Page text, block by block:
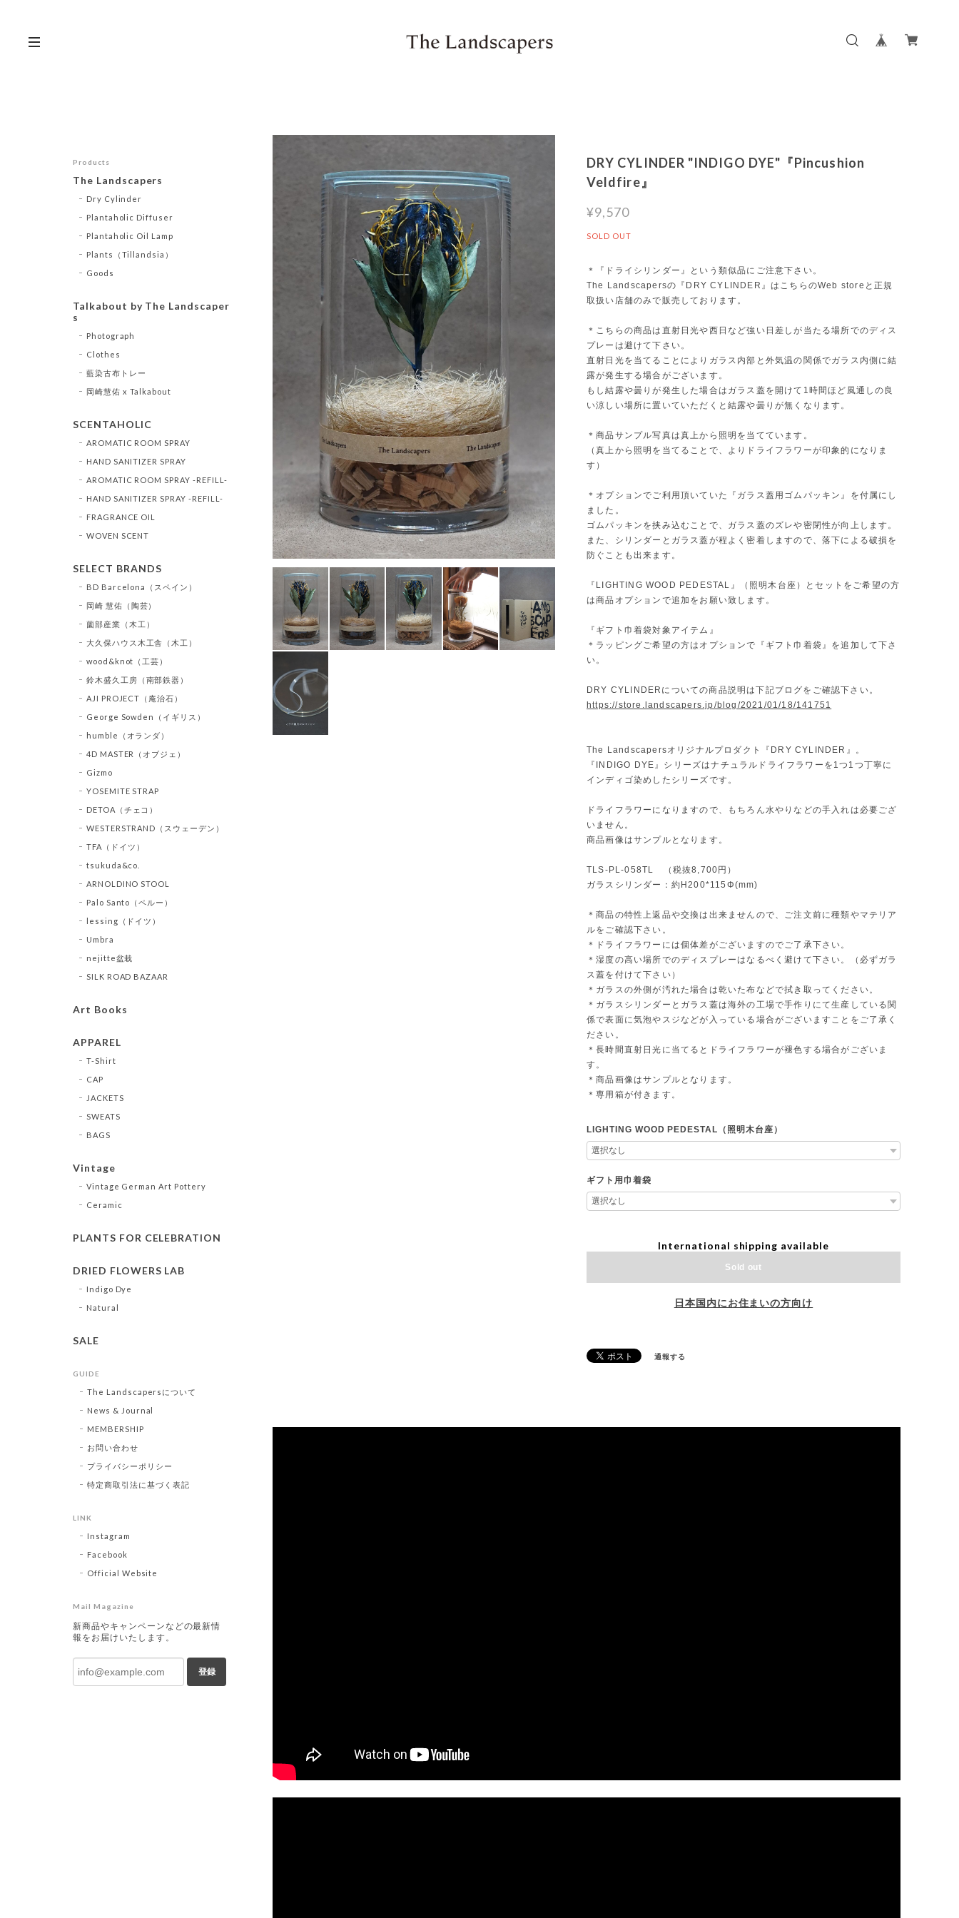
DRY CYLINDER "INDIGO DYE"『Pincushion
Veldfire』
¥9,570
SOLD OUT
＊『ドライシリンダー』という類似品にご注意下さい。
The Landscapersの『DRY CYLINDER』はこちらのWeb storeと正規
取扱い店舗のみで販売しております。
＊こちらの商品は直射日光や西日など強い日差しが当たる場所でのディス
プレーは避けて下さい。
直射日光を当てることによりガラス内部と外気温の関係でガラス内側に結
露が発生する場合がございます。
もし結露や曇りが発生した場合はガラス蓋を開けて1時間ほど風通しの良
い涼しい場所に置いていただくと結露や曇りが無くなります。
＊商品サンプル写真は真上から照明を当てています。
（真上から照明を当てることで、よりドライフラワーが印象的になりま
す）
＊オプションでご利用頂いていた『ガラス蓋用ゴムパッキン』を付属にし
ました。
ゴムパッキンを挟み込むことで、ガラス蓋のズレや密閉性が向上します。
また、シリンダーとガラス蓋が程よく密着しますので、落下による破損を
防ぐことも出来ます。
『LIGHTING WOOD PEDESTAL』（照明木台座）とセットをご希望の方
は商品オプションで追加をお願い致します。
『ギフト巾着袋対象アイテム』
＊ラッピングご希望の方はオプションで『ギフト巾着袋』を追加して下さ
い。
DRY CYLINDERについての商品説明は下記ブログをご確認下さい。
https://store.landscapers.jp/blog/2021/01/18/141751
The Landscapersオリジナルプロダクト『DRY CYLINDER』。
『INDIGO DYE』シリーズはナチュラルドライフラワーを1つ1つ丁寧に
インディゴ染めしたシリーズです。
ドライフラワーになりますので、もちろん水やりなどの手入れは必要ござ
いません。
商品画像はサンプルとなります。
TLS-PL-058TL （税抜8,700円）
ガラスシリンダー：約H200*115Φ(mm)
＊商品の特性上返品や交換は出来ませんので、ご注文前に種類やマテリア
ルをご確認下さい。
＊ドライフラワーには個体差がございますのでご了承下さい。
＊湿度の高い場所でのディスプレーはなるべく避けて下さい。（必ずガラ
ス蓋を付けて下さい）
＊ガラスの外側が汚れた場合は乾いた布などで拭き取ってください。
＊ガラスシリンダーとガラス蓋は海外の工場で手作りにて生産している関
係で表面に気泡やスジなどが入っている場合がございますことをご了承く
ださい。
＊長時間直射日光に当てるとドライフラワーが褪色する場合がございま
す。
＊商品画像はサンプルとなります。
＊専用箱が付きます。
LIGHTING WOOD PEDESTAL（照明木台座）
ギフト用巾着袋
International shipping available
Sold out
日本国内にお住まいの方向け
通報する
Products
The Landscapers
Dry Cylinder
Plantaholic Diffuser
Plantaholic Oil Lamp
Plants（Tillandsia）
Goods
Talkabout by The Landscaper
s
Photograph
Clothes
藍染古布トレー
岡崎慧佑 x Talkabout
SCENTAHOLIC
AROMATIC ROOM SPRAY
HAND SANITIZER SPRAY
AROMATIC ROOM SPRAY -REFILL-
HAND SANITIZER SPRAY -REFILL-
FRAGRANCE OIL
WOVEN SCENT
SELECT BRANDS
BD Barcelona（スペイン）
岡崎 慧佑（陶芸）
薗部産業（木工）
大久保ハウス木工舎（木工）
wood&knot（工芸）
鈴木盛久工房（南部鉄器）
AJI PROJECT（庵治石）
George Sowden（イギリス）
humble（オランダ）
4D MASTER（オブジェ）
Gizmo
YOSEMITE STRAP
DETOA（チェコ）
WESTERSTRAND（スウェーデン）
TFA（ドイツ）
tsukuda&co.
ARNOLDINO STOOL
Palo Santo（ペルー）
lessing（ドイツ）
Umbra
nejitte盆栽
SILK ROAD BAZAAR
Art Books
APPAREL
T-Shirt
CAP
JACKETS
SWEATS
BAGS
Vintage
Vintage German Art Pottery
Ceramic
PLANTS FOR CELEBRATION
DRIED FLOWERS LAB
Indigo Dye
Natural
SALE
GUIDE
The Landscapersについて
News & Journal
MEMBERSHIP
お問い合わせ
プライバシーポリシー
特定商取引法に基づく表記
LINK
Instagram
Facebook
Official Website
Mail Magazine
新商品やキャンペーンなどの最新情
報をお届けいたします。
登録